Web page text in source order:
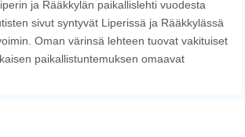
ja Rääkkylän paikallislehti vuodesta
sivut syntyvät Liperissä ja Rääkkylässä
Oman värinsä lehteen tuovat vakituiset
paikallistuntemuksen omaavat